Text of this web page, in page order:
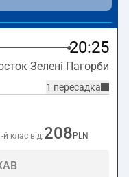
20:25
Зелені Пагорби
1 пересадка
й клас від:208 PLN